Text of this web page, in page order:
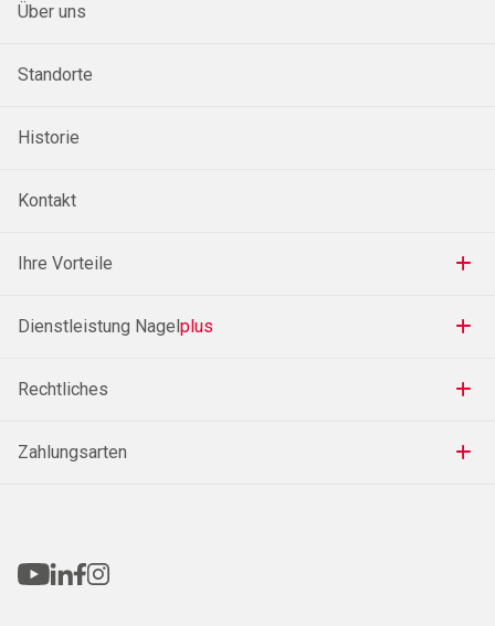
Über uns
Standorte
Historie
Kontakt
Ihre Vorteile
Dienstleistung Nagelplus
Rechtliches
Zahlungsarten